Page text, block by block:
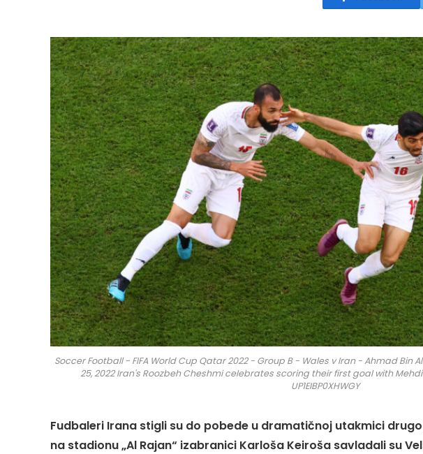
Soccer Football - FIFA World Cup Qatar 2022 - Group B - Wales v Iran - Ahmad Bin
25, 2022 Iran's Roozbeh Cheshmi celebrates scoring their first goal with Mehdi
UP1EIBP0XHWGY
Fudbaleri Irana stigli su do pobede u dramatičnoj utakmici
na stadionu „Al Rajan“ izabranici Karloša Keiroša savladali su